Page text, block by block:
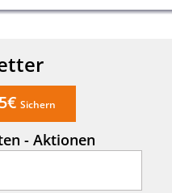
5€ Sichern
- Aktionen